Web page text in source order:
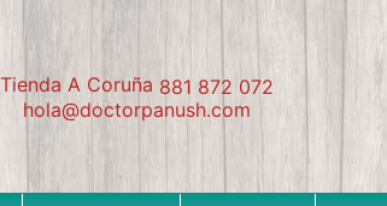
Tienda A Coruña 881 872 072
hola@doctorpanush.com